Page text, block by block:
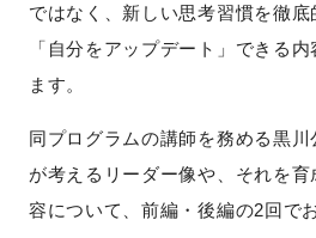
ではなく、新しい思考習慣を徹
「自分をアップデート」できる
ます。
同プログラムの講師を務める黒
が考えるリーダー像や、それを
容について、前編・後編の2回で